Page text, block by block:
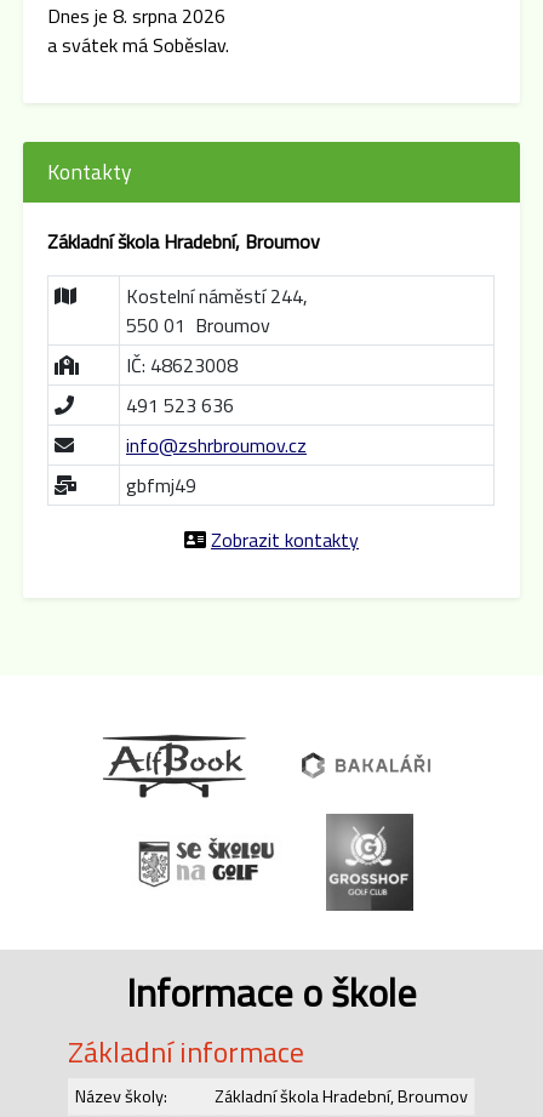
Dnes je 8. srpna 2026
a svátek má Soběslav.
Kontakty
Základní škola Hradební, Broumov
Kostelní náměstí 244,
550 01 Broumov
IČ: 48623008
491 523 636
info@zshrbroumov.cz
gbfmj49
Zobrazit kontakty
Informace o škole
Základní informace
Název školy:
Základní škola Hradební, Broumov